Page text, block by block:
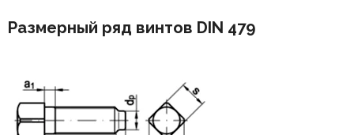
Размерный ряд винтов DIN 479